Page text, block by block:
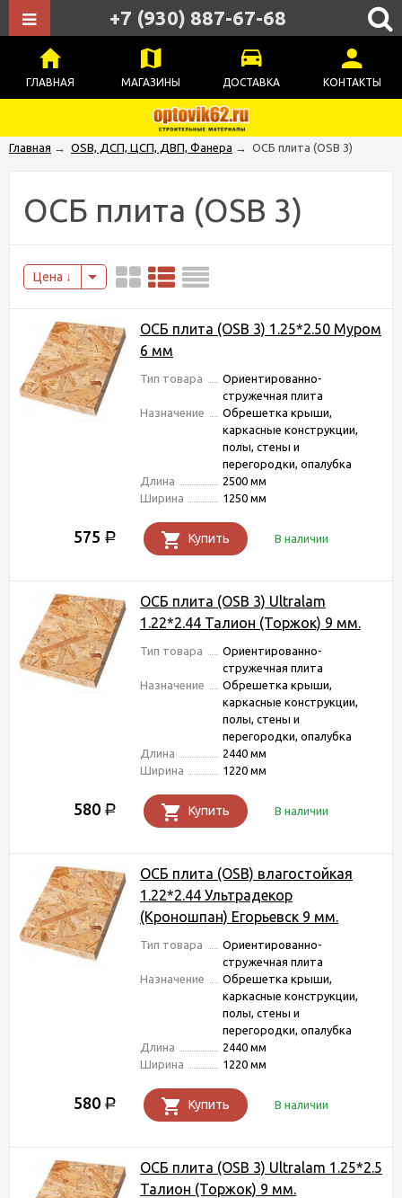
ГЛАВНАЯ МАГАЗИНЫ ДОСТАВКА КОНТАКТЫ
+7 (930) 887-67-68
Главная → OSB, ДСП, ЦСП, ДВП, Фанера → ОСБ плита (OSB 3)
ОСБ плита (OSB 3)
Цена
ОСБ плита (OSB 3) 1.25*2.50 Муром
6 мм
Тип товара
Ориентированно-
стружечная плита
Назначение
Обрешетка крыши,
каркасные конструкции,
полы, стены и
перегородки, опалубка
Длина
2500 мм
Ширина
1250 мм
575 Р Купить В наличии
ОСБ плита (OSB 3) Ultralam
1.22*2.44 Талион (Торжок) 9 мм.
Тип товара
Ориентированно-
стружечная плита
Назначение
Обрешетка крыши,
каркасные конструкции,
полы, стены и
перегородки, опалубка
Длина
2440 мм
Ширина
1220 мм
580 Р Купить В наличии
ОСБ плита (OSB) влагостойкая
1.22*2.44 Ультрадекор
(Кроношпан) Егорьевск 9 мм.
Тип товара
Ориентированно-
стружечная плита
Назначение
Обрешетка крыши,
каркасные конструкции,
полы, стены и
перегородки, опалубка
Длина
2440 мм
Ширина
1220 мм
580 Р Купить В наличии
ОСБ плита (OSB 3) Ultralam 1.25*2.5
Талион (Торжок) 9 мм.